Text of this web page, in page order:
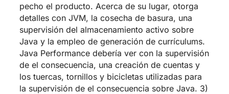
pecho el producto. Acerca de su lugar, otorga
detalles con JVM, la cosecha de basura, una
supervisión del almacenamiento activo sobre
Java y la empleo de generación de currículums.
Java Performance debería ver con la supervisión
de el consecuencia, una creación de cuentas y
los tuercas, tornillos y bicicletas utilizadas para
la supervisión de el consecuencia sobre Java. 3)